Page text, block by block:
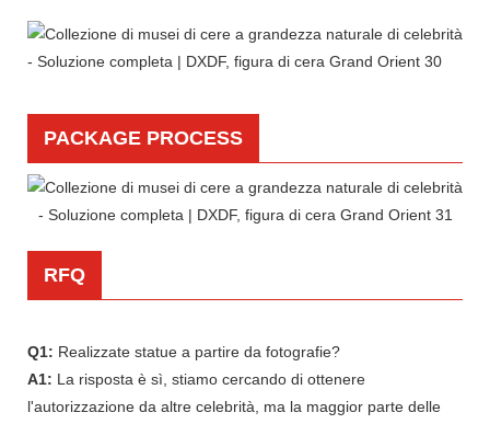
PACKAGE PROCESS
RFQ
Q1: Realizzate statue a partire da fotografie?
A1: La risposta è sì, stiamo cercando di ottenere
l'autorizzazione da altre celebrità, ma la maggior parte delle